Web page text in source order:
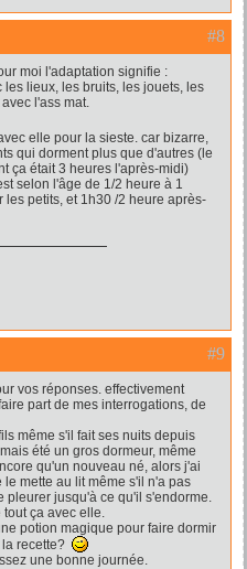
#8
moi l'adaptation signifie :
lieux, les bruits, les jouets, les
l'ass mat.
elle pour la sieste. car bizarre,
qui dorment plus que d'autres (le
ça était 3 heures l'après-midi)
selon l'âge de 1/2 heure à 1
les petits, et 1h30 /2 heure après-
#9
vos réponses. effectivement
part de mes interrogations, de
même s'il fait ses nuits depuis
été un gros dormeur, même
qu'un nouveau né, alors j'ai
mette au lit même s'il n'a pas
pleurer jusqu'à ce qu'il s'endorme.
ça avec elle.
potion magique pour faire dormir
recette?
une bonne journée.